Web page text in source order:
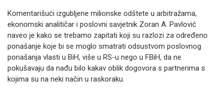
Komentarišući izgubljene milionske odštete u arbitražama,
ekonomski analitičar i poslovni savjetnik Zoran A. Pavlović
naveo je kako se trebamo zapitati koji su razlozi za određeno
ponašanje koje bi se moglo smatrati odsustvom poslovnog
ponašanja vlasti u BiH, više u RS-u nego u FBiH, da ne
pokušavaju da nađu bilo kakav oblik dogovora s partnerima s
kojima su na neki način u raskoraku.